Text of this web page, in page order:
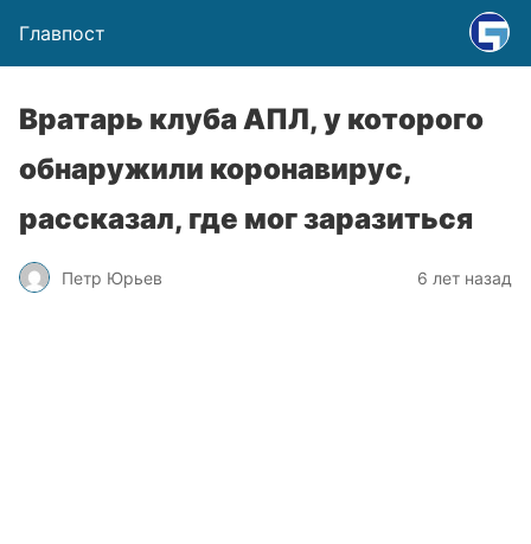
Главпост
Вратарь клуба АПЛ, у которого
обнаружили коронавирус,
рассказал, где мог заразиться
Петр Юрьев 6 лет назад